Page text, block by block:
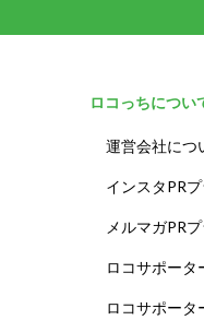
ロコっちについ
運営会社につ
インスタPR
メルマガPR
ロコサポータ
ロコサポータ